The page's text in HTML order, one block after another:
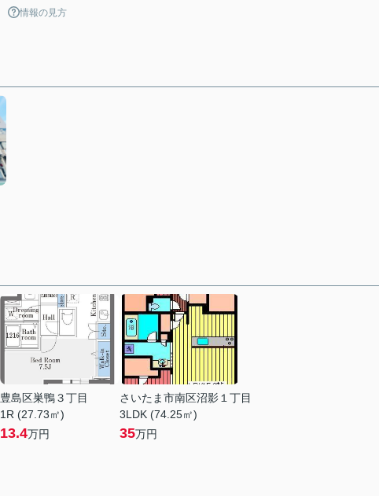
情報の見方
豊島区巣鴨３丁目
1R (27.73㎡)
13.4万円
さいたま市南区沼影１丁目
3LDK (74.25㎡)
35万円